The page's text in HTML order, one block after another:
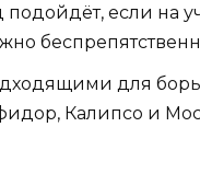
если на
для
Калипсо и